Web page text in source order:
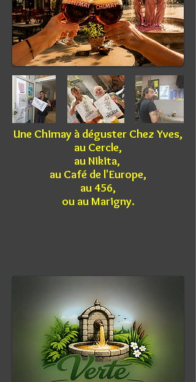
Une Chimay à déguster Chez Yves,
au Cercle,
au Nikita,
au Café de l'Europe,
au 456,
ou au Marigny.